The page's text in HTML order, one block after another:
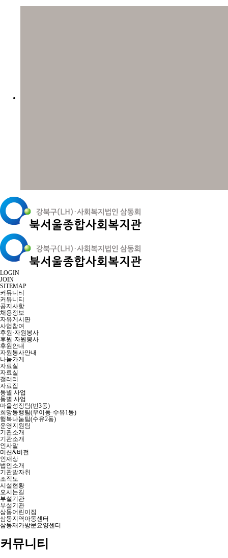
LOGIN
JOIN
SITEMAP
커뮤니티
커뮤니티
공지사항
채용정보
자유게시판
사업참여
후원·자원봉사
후원·자원봉사
후원안내
자원봉사안내
나눔가게
자료실
자료실
갤러리
자료집
동별 사업
동별 사업
마을성장팀(번3동)
희망동행팀(우이동·수유1동)
행복나눔팀(수유2동)
운영지원팀
기관소개
기관소개
인사말
미션&비전
인재상
법인소개
기관발자취
조직도
시설현황
오시는길
부설기관
부설기관
삼동어린이집
삼동지역아동센터
삼동재가방문요양센터
커뮤니티